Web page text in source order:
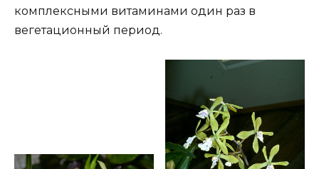
комплексными витаминами один раз в
вегетационный период.